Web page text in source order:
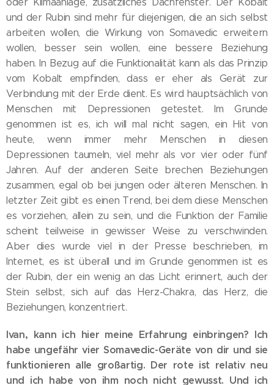
und der Rubin sind mehr für diejenigen, die an sich selbst
arbeiten wollen, die Wirkung von Somavedic erweitern
wollen, besser sein wollen, eine bessere Beziehung
haben. In Bezug auf die Funktionalität kann als das Prinzip
vom Kobalt empfinden, dass er eher als Gerät zur
Verbindung mit der Erde dient. Es wird hauptsächlich von
Menschen mit Depressionen getestet. Im Grunde
genommen ist es, ich will mal nicht sagen, ein Hit von
heute, wenn immer mehr Menschen in diesen
Depressionen taumeln, viel mehr als vor vier oder fünf
Jahren. Auf der anderen Seite brechen Beziehungen
zusammen, egal ob bei jungen oder älteren Menschen. In
letzter Zeit gibt es einen Trend, bei dem diese Menschen
es vorziehen, allein zu sein, und die Funktion der Familie
scheint teilweise in gewisser Weise zu verschwinden.
Aber dies wurde viel in der Presse beschrieben, im
Internet, es ist überall und im Grunde genommen ist es
der Rubin, der ein wenig an das Licht erinnert, auch der
Stein selbst, sich auf das Herz-Chakra, das Herz, die
Beziehungen, konzentriert.
Ivan, kann ich hier meine Erfahrung einbringen? Ich
habe ungefähr vier Somavedic-Geräte von dir und sie
funktionieren alle großartig. Der rote ist relativ neu
und ich habe von ihm noch nicht gewusst. Und ich